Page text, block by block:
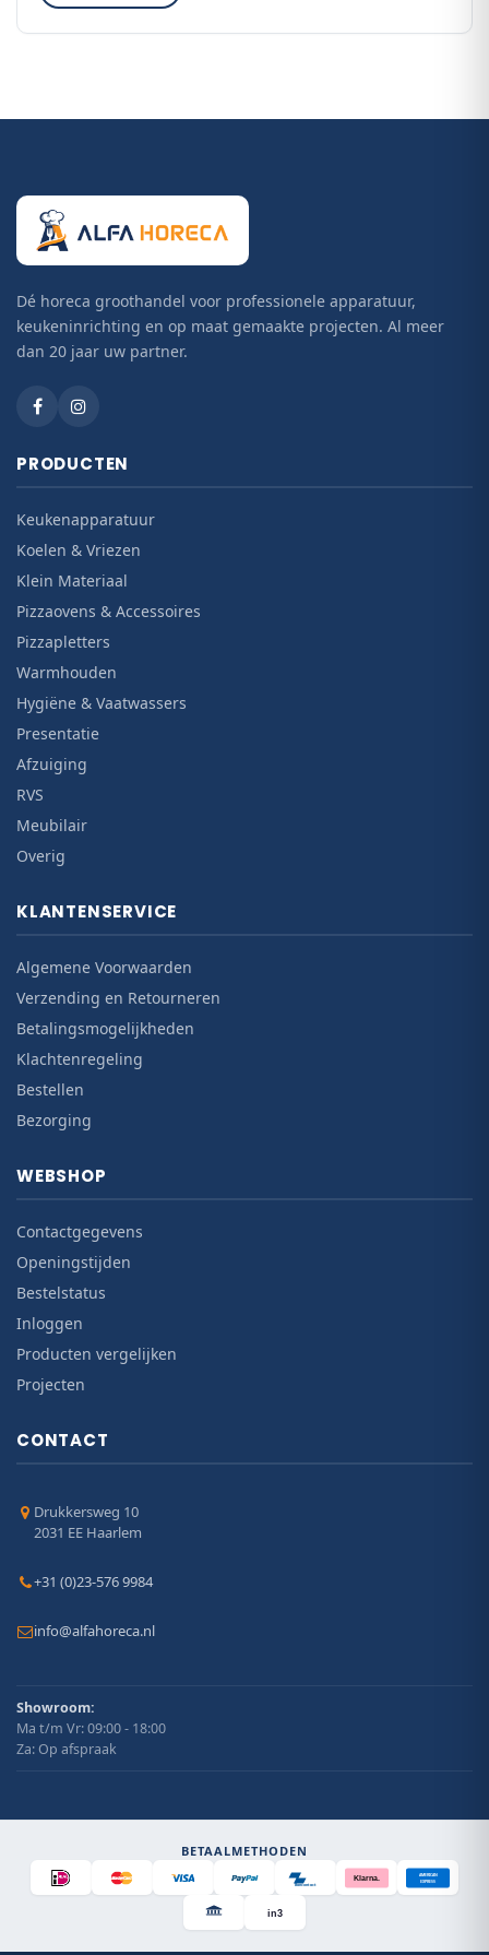
Kies de bewezen kwaliteit van de Diamond ALPHA 650
Line. Verken de subcategorieën en stel uw ideale
Dé horeca groothandel voor professionele apparatuur,
keukeninrichting en op maat gemaakte projecten. Al meer
dan 20 jaar uw partner.
PRODUCTEN
Keukenapparatuur
Koelen & Vriezen
Klein Materiaal
Pizzaovens & Accessoires
Pizzapletters
Warmhouden
Hygiëne & Vaatwassers
Presentatie
Afzuiging
RVS
Meubilair
Overig
KLANTENSERVICE
Algemene Voorwaarden
Verzending en Retourneren
Betalingsmogelijkheden
Klachtenregeling
Bestellen
Bezorging
WEBSHOP
Contactgegevens
Openingstijden
Bestelstatus
Inloggen
Producten vergelijken
Projecten
CONTACT
Drukkersweg 10
2031 EE Haarlem
+31 (0)23-576 9984
info@alfahoreca.nl
Showroom:
Ma t/m Vr: 09:00 - 18:00
Za: Op afspraak
BETAALMETHODEN
Bancontact
Klarna.
AMERICAN
EXPRESS
in3